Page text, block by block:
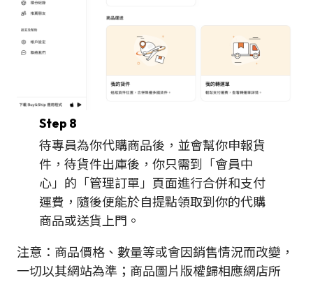
Step 8
待專員為你代購商品後，並會幫你申報貨
件，待貨件出庫後，你只需到「會員中
心」的「管理訂單」頁面進行合併和支付
運費，隨後便能於自提點領取到你的代購
商品或送貨上門。
注意：商品價格、數量等或會因銷售情況而改變，
一切以其網站為準；商品圖片版權歸相應網店所